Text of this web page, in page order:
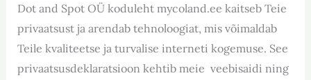
Dot and Spot OÜ koduleht mycoland.ee kaitseb Teie
privaatsust ja arendab tehnoloogiat, mis võimaldab
Teile kvaliteetse ja turvalise interneti kogemuse. See
privaatsusdeklaratsioon kehtib meie veebisaidi ning